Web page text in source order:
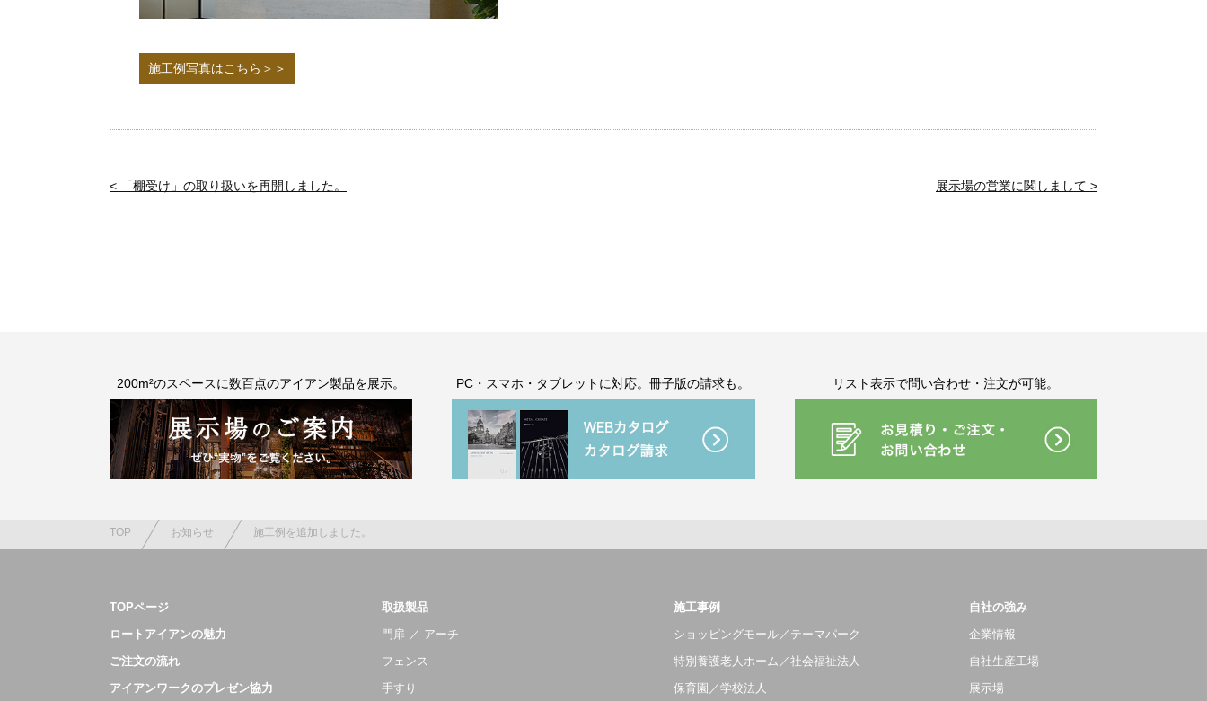
施工例写真はこちら＞＞
< 「棚受け」の取り扱いを再開しました。 展示場の営業に関しまして >
200m²のスペースに数百点のアイアン製品を展示。 PC・スマホ・タブレットに対応。冊子版の請求も。 リスト表示で問い合わせ・注文が可能。
TOP お知らせ 施工例を追加しました。
TOPページ
ロートアイアンの魅力
ご注文の流れ
アイアンワークのプレゼン協力
取扱製品
門扉 ／ アーチ
フェンス
手すり
施工事例
ショッピングモール／テーマパーク
特別養護老人ホーム／社会福祉法人
保育園／学校法人
自社の強み
企業情報
自社生産工場
展示場